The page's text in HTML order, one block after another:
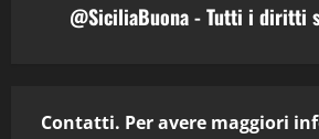
@SiciliaBuona - Tutti i diritti
Contatti. Per avere maggiori